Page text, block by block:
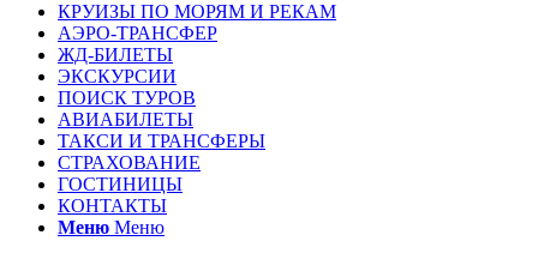
КРУИЗЫ ПО МОРЯМ И РЕКАМ
АЭРО-ТРАНСФЕР
ЖД-БИЛЕТЫ
ЭКСКУРСИИ
ПОИСК ТУРОВ
АВИАБИЛЕТЫ
ТАКСИ И ТРАНСФЕРЫ
СТРАХОВАНИЕ
ГОСТИНИЦЫ
КОНТАКТЫ
Меню Меню